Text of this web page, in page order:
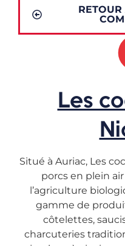
Les
Situé à Auriac, Les
porcs en plein
l’agriculture
gamme de
côtelettes,
charcuteries